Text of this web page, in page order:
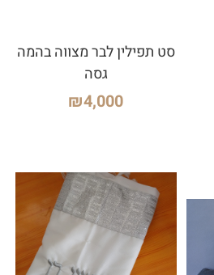
סט תפילין לבר מצווה בהמה
גסה
₪4,000